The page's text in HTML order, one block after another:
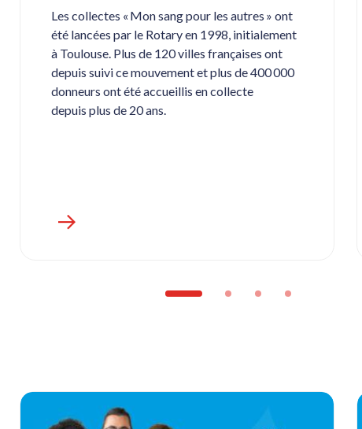
Les collectes « Mon sang pour les autres » ont
été lancées par le Rotary en 1998, initialement
à Toulouse. Plus de 120 villes françaises ont
depuis suivi ce mouvement et plus de 400 000
donneurs ont été accueillis en collecte
depuis plus de 20 ans.